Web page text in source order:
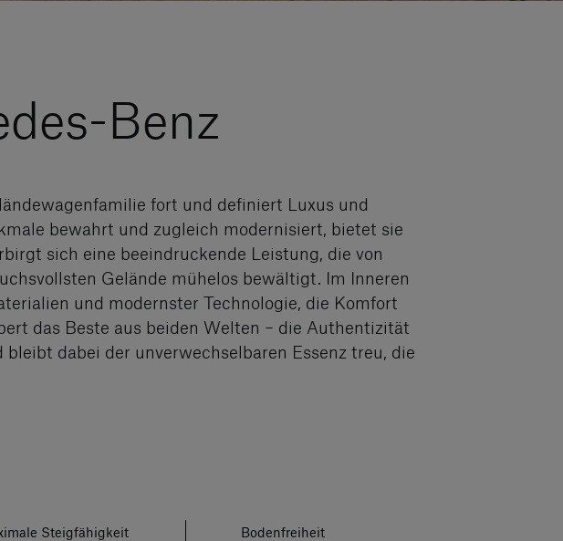
Benz
fort und definiert Luxus und
bewahrt und zugleich modernisiert, bietet sie
sich eine beeindruckende Leistung, die von
Gelände mühelos bewältigt. Im Inneren
und modernster Technologie, die Komfort
das Beste aus beiden Welten – die Authentizität
dabei der unverwechselbaren Essenz treu, die
Steigfähigkeit Bodenfreiheit